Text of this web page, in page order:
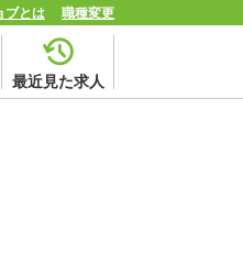
ブとは 職種変更
最近見た求人